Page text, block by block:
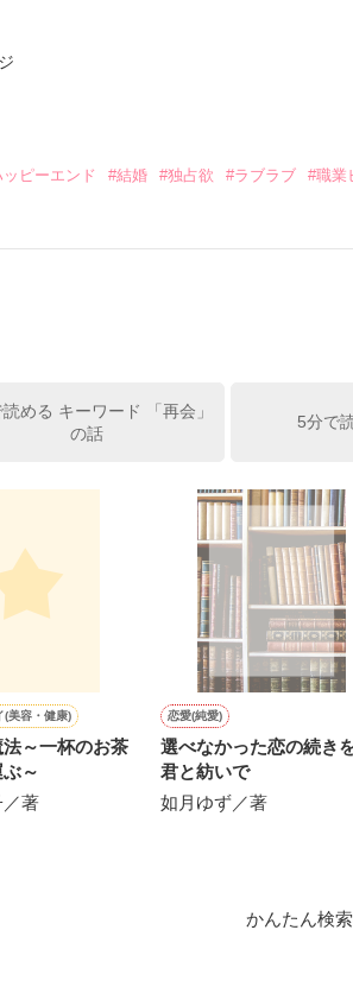
きて――。
き出す。
た美桜は、猫の世話を口実にしばしば呼び
ッピーエンド #結婚 #独占欲 #ラブラブ #職業
いか』といきなりプロポーズをしてきた上
なぜか想像以上に甘くて……🐥💓🦅
です。
た〜良かったら読んで頂けると嬉しいです。
める キーワード 「再会」
の話
5分で
(美容・健康)
～一杯のお茶
～
著
恋愛(純愛)
選べなかった恋の続きを
君と紡いで
如月ゆず／著
かんたん検